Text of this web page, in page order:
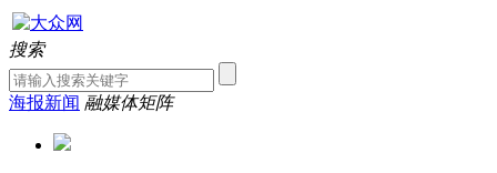
搜索
海报新闻 融媒体矩阵